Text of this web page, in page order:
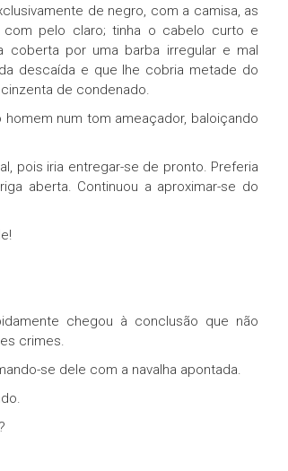
de negro, com a camisa, as
pelo claro; tinha o cabelo curto e
por uma barba irregular e mal
descaída e que lhe cobria metade do
de condenado.
num tom ameaçador, baloiçando
pois iria entregar-se de pronto. Preferia
aberta. Continuou a aproximar-se do
chegou à conclusão que não
crimes.
se dele com a navalha apontada.